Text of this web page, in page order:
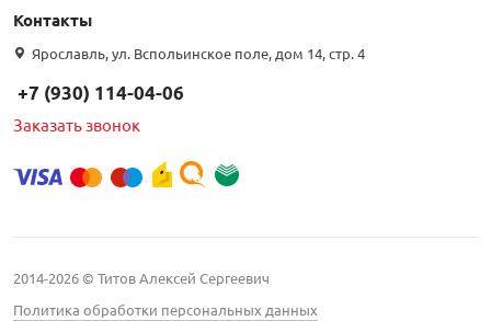
Контакты
Ярославль, ул. Вспольинское поле, дом 14, стр. 4
+7 (930) 114-04-06
Заказать звонок
2014-2026 © Титов Алексей Сергеевич
Политика обработки персональных данных